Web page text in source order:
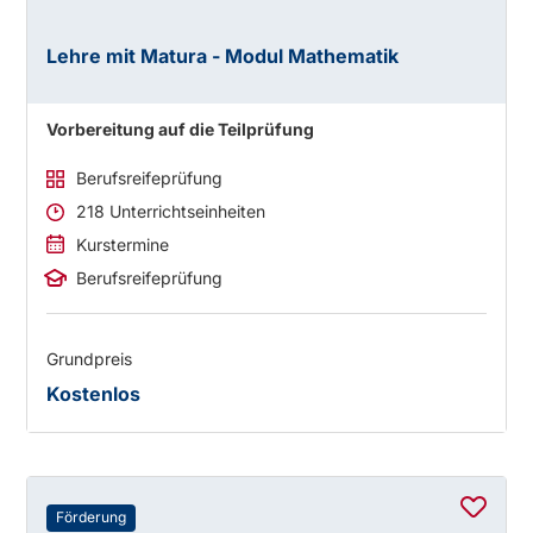
Lehre mit Matura - Modul Mathematik
Vorbereitung auf die Teilprüfung
Berufsreifeprüfung
218 Unterrichtseinheiten
Kurstermine
Berufsreifeprüfung
Grundpreis
Kostenlos
Förderung